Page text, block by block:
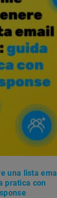
una lista
pratica con